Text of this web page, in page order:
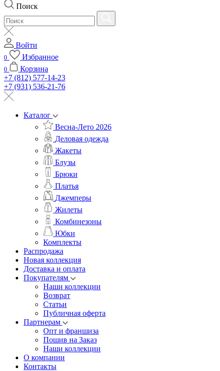
Поиск
Войти
0 Избранное
0
Корзина
+7 (812) 577-14-23
+7 (931) 536-21-76
Каталог
Весна-Лето 2026
Деловая одежда
Жакеты
Блузы
Брюки
Платья
Джемперы
Жилеты
Комбинезоны
Юбки
Комплекты
Распродажа
Новая коллекция
Доставка и оплата
Покупателям
Наши коллекции
Возврат
Статьи
Публичная оферта
Партнерам
Опт и франшиза
Пошив на Заказ
Наши коллекции
О компании
Контакты